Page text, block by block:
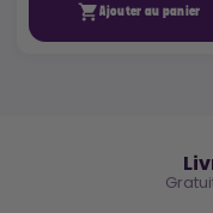
Ajouter au panier